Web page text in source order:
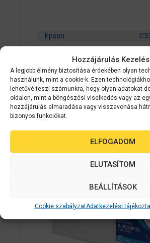
Hozzájárulás
A legjobb élmény biztosítása érdekében olyan
használunk, mint a cookie-k. Ezen
lehetővé teszi számunkra, hogy olyan adatokat
oldalon, mint a böngészési viselkedés vagy az
hozzájárulás elmaradása vagy visszavonása
bizonyos funkciókat.
ELFOGADOM
ELUTASÍTOM
BEÁLLÍTÁSOK
Cookie szabályzatAdatkezelési
Epson
50m
0
a
z
5
l
Érdeklődjön